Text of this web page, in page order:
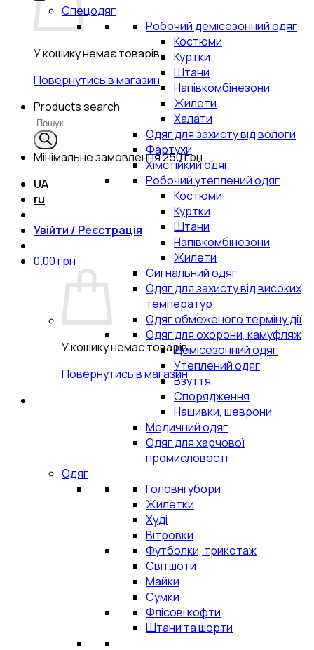
У кошику немає товарів.
Повернутись в магазин
Products search
Мінімальне замовлення250 грн.
UA
ru
Увійти / Реєстрація
0.00грн
У кошику немає товарів.
Повернутись в магазин
Спецодяг
Робочий демісезонний одяг
Костюми
Куртки
Штани
Напівкомбінезони
Жилети
Халати
Одяг для захисту від вологи
Фартухи
Хімстійкий одяг
Робочий утеплений одяг
Костюми
Куртки
Штани
Напівкомбінезони
Жилети
Сигнальний одяг
Одяг для захисту від високих
температур
Одяг обмеженого терміну дії
Одяг для охорони, камуфляж
Демісезонний одяг
Утеплений одяг
Взуття
Спорядження
Нашивки, шеврони
Медичний одяг
Одяг для харчової
промисловості
Одяг
Головні убори
Жилетки
Худі
Вітровки
Футболки, трикотаж
Світшоти
Майки
Сумки
Флісові кофти
Штани та шорти